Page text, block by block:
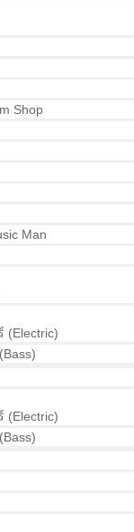
Shop
Man
(Electric)
(Electric)